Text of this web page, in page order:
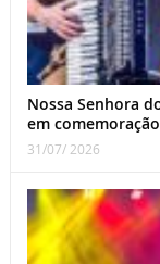
Nossa Senhora
em
31/07/ 2026